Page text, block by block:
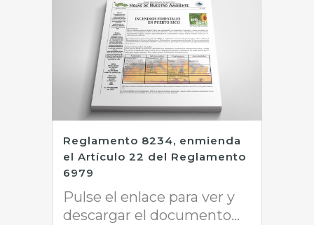
Reglamento 8234, enmienda
el Artículo 22 del Reglamento
6979
Pulse el enlace para ver y
descargar el documento...